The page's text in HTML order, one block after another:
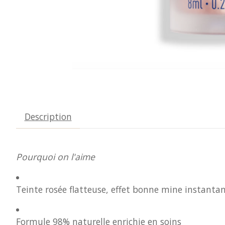
Description
Pourquoi on l'aime
Teinte rosée flatteuse, effet bonne mine
Formule 98% naturelle enrichie en soins